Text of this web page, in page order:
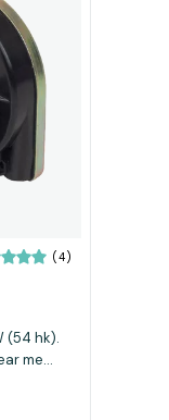
(4)
(54 hk).
me...